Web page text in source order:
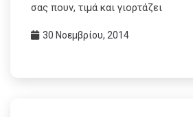
σας πουν, τιμά και γιορτάζει
30 Νοεμβρίου, 2014